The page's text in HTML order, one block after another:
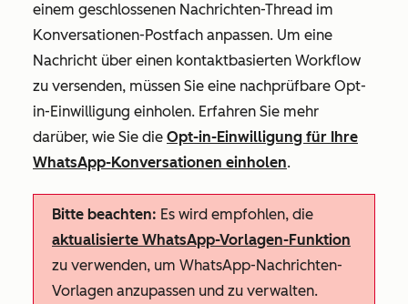
einem geschlossenen Nachrichten-Thread im
Konversationen-Postfach anpassen. Um eine
Nachricht über einen kontaktbasierten Workflow
zu versenden, müssen Sie eine nachprüfbare Opt-
in-Einwilligung einholen. Erfahren Sie mehr
darüber, wie Sie die Opt-in-Einwilligung für Ihre
WhatsApp-Konversationen einholen.
Bitte beachten: Es wird empfohlen, die
aktualisierte WhatsApp-Vorlagen-Funktion
zu verwenden, um WhatsApp-Nachrichten-
Vorlagen anzupassen und zu verwalten.